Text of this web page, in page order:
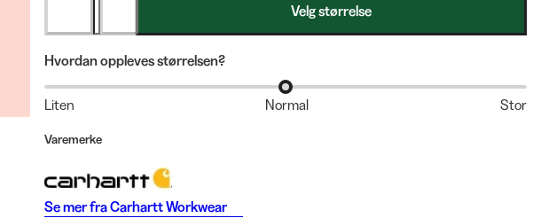
Velg størrelse
Hvordan oppleves størrelsen?
Liten Normal Stor
Varemerke
Se mer fraCarhartt Workwear